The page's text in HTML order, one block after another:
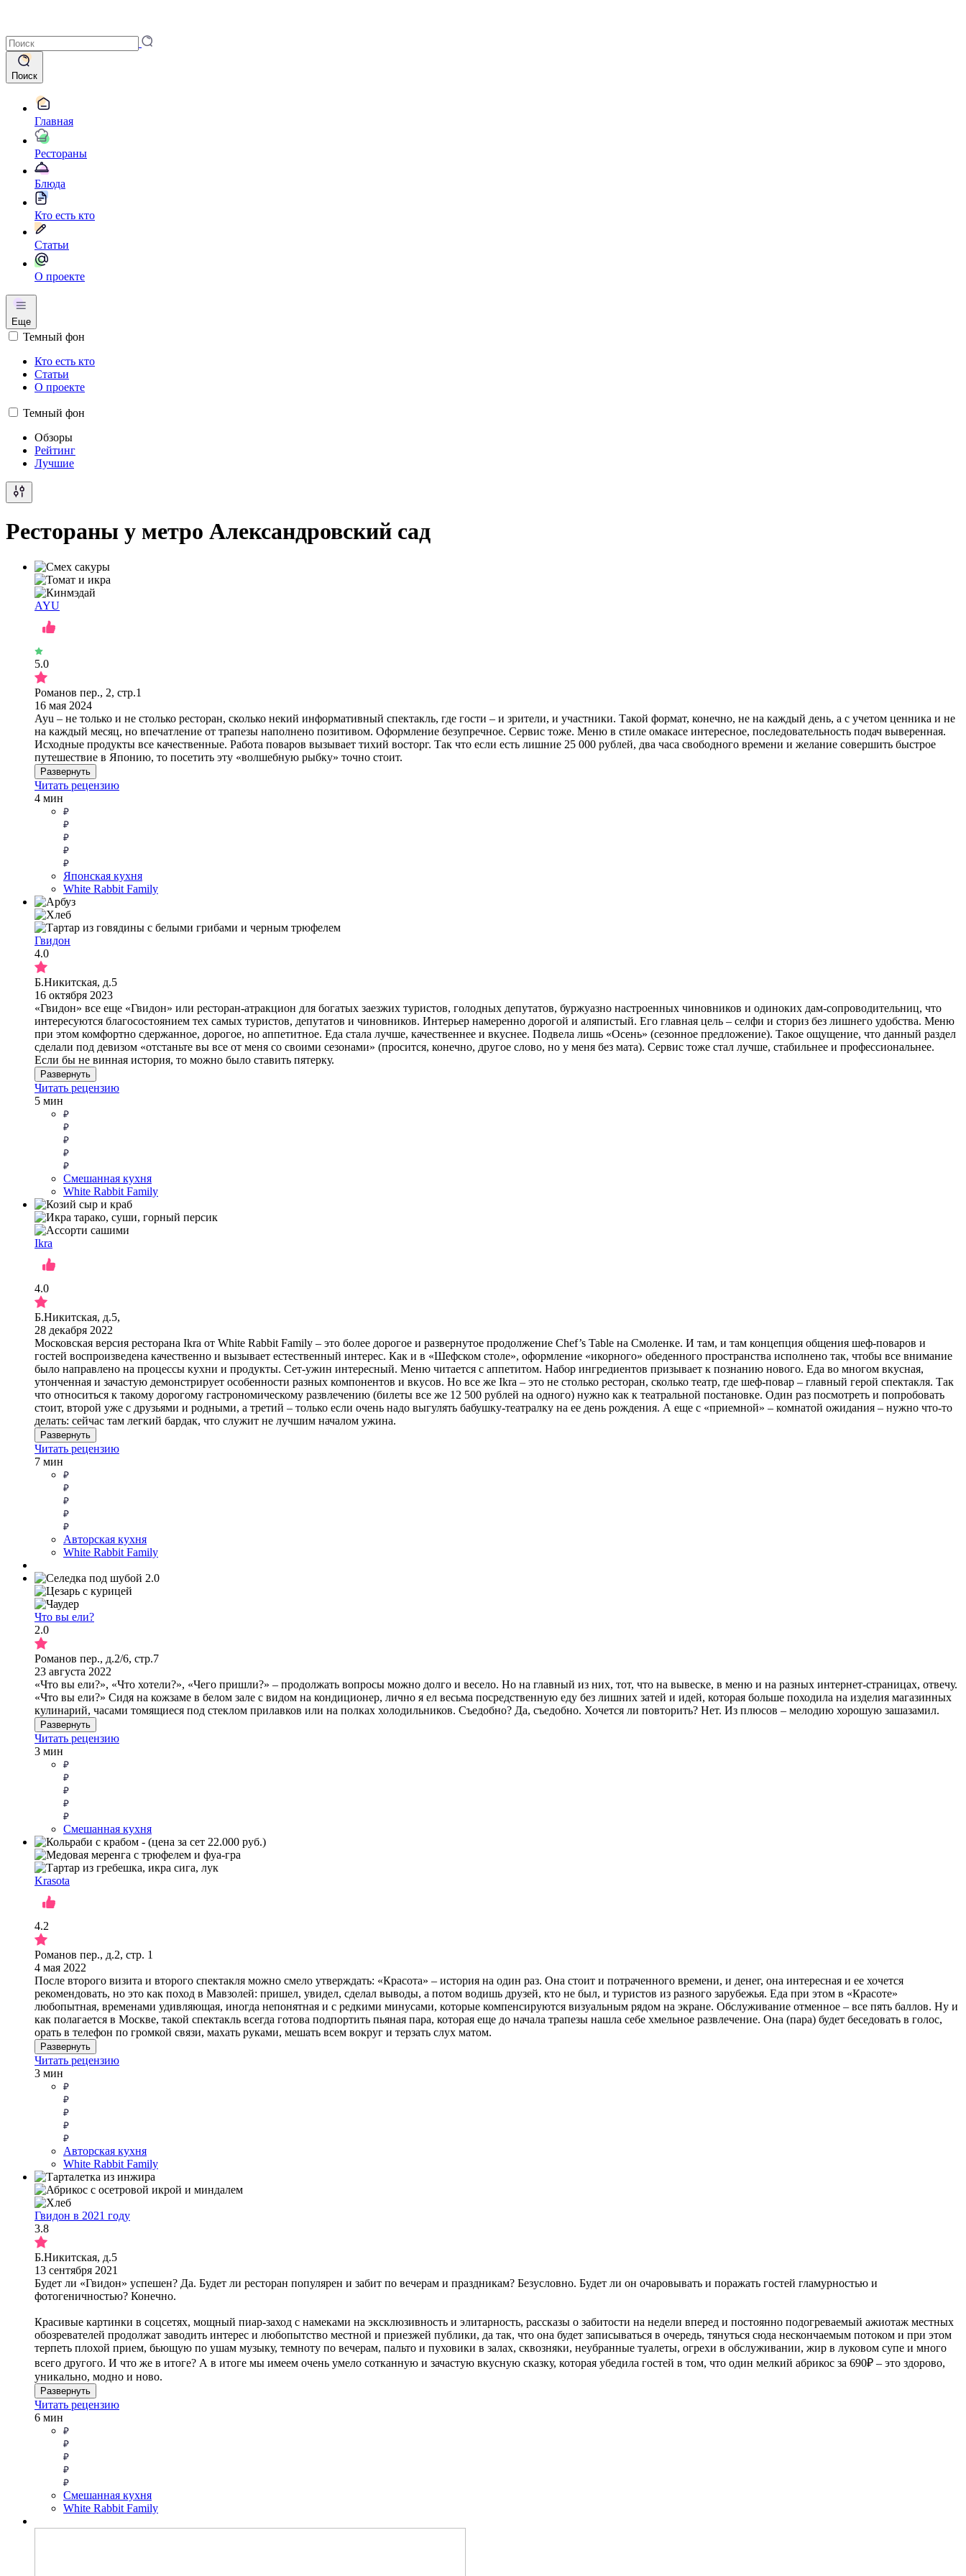
Поиск
Главная
Рестораны
Блюда
Кто есть кто
Статьи
О проекте
Еще
Темный фон
Кто есть кто
Статьи
О проекте
Темный фон
Обзоры
Рейтинг
Лучшие
Рестораны у метро Александровский сад
AYU
5.0
Романов пер., 2, стр.1
16 мая 2024
Ayu – не только и не столько ресторан, сколько некий информативный спектакль, где гости – и зрители, и участники. Такой формат, конечно, не на каждый день, а с учетом ценника и не
на каждый месяц, но впечатление от трапезы наполнено позитивом. Оформление безупречное. Сервис тоже. Меню в стиле омакасе интересное, последовательность подач выверенная.
Исходные продукты все качественные. Работа поваров вызывает тихий восторг. Так что если есть лишние 25 000 рублей, два часа свободного времени и желание совершить быстрое
путешествие в Японию, то посетить эту «волшебную рыбку» точно стоит.
Развернуть
Читать рецензию
4 мин
Японская кухня
White Rabbit Family
Гвидон
4.0
Б.Никитская, д.5
16 октября 2023
«Гвидон» все еще «Гвидон» или ресторан-атракцион для богатых заезжих туристов, голодных депутатов, буржуазно настроенных чиновников и одиноких дам-сопроводительниц, что
интересуются благосостоянием тех самых туристов, депутатов и чиновников. Интерьер намеренно дорогой и аляпистый. Его главная цель – селфи и сториз без лишнего удобства. Меню
при этом комфортно сдержанное, дорогое, но аппетитное. Еда стала лучше, качественнее и вкуснее. Подвела лишь «Осень» (сезонное предложение). Такое ощущение, что данный раздел
сделали под девизом «отстаньте вы все от меня со своими сезонами» (просится, конечно, другое слово, но у меня без мата). Сервис тоже стал лучше, стабильнее и профессиональнее.
Если бы не винная история, то можно было ставить пятерку.
Развернуть
Читать рецензию
5 мин
Смешанная кухня
White Rabbit Family
Ikra
4.0
Б.Никитская, д.5,
28 декабря 2022
Московская версия ресторана Ikra от White Rabbit Family – это более дорогое и развернутое продолжение Сhef’s Table на Смоленке. И там, и там концепция общения шеф-поваров и
гостей воспроизведена качественно и вызывает естественный интерес. Как и в «Шефском столе», оформление «икорного» обеденного пространства исполнено так, чтобы все внимание
было направлено на процессы кухни и продукты. Сет-ужин интересный. Меню читается с аппетитом. Набор ингредиентов призывает к познанию нового. Еда во многом вкусная,
утонченная и зачастую демонстрирует особенности разных компонентов и вкусов. Но все же Ikra – это не столько ресторан, сколько театр, где шеф-повар – главный герой спектакля. Так
что относиться к такому дорогому гастрономическому развлечению (билеты все же 12 500 рублей на одного) нужно как к театральной постановке. Один раз посмотреть и попробовать
стоит, второй уже с друзьями и родными, а третий – только если очень надо выгулять бабушку-театралку на ее день рождения. А еще с «приемной» – комнатой ожидания – нужно что-то
делать: сейчас там легкий бардак, что служит не лучшим началом ужина.
Развернуть
Читать рецензию
7 мин
Авторская кухня
White Rabbit Family
Что вы ели?
2.0
Романов пер., д.2/6, стр.7
23 августа 2022
«Что вы ели?», «Что хотели?», «Чего пришли?» – продолжать вопросы можно долго и весело. Но на главный из них, тот, что на вывеске, в меню и на разных интернет-страницах, отвечу.
«Что вы ели?» Сидя на кожзаме в белом зале с видом на кондиционер, лично я ел весьма посредственную еду без лишних затей и идей, которая больше походила на изделия магазинных
кулинарий, часами томящиеся под стеклом прилавков или на полках холодильников. Съедобно? Да, съедобно. Хочется ли повторить? Нет. Из плюсов – мелодию хорошую зашазамил.
Развернуть
Читать рецензию
3 мин
Смешанная кухня
Krasota
4.2
Романов пер., д.2, стр. 1
4 мая 2022
После второго визита и второго спектакля можно смело утверждать: «Красота» – история на один раз. Она стоит и потраченного времени, и денег, она интересная и ее хочется
рекомендовать, но это как поход в Мавзолей: пришел, увидел, сделал выводы, а потом водишь друзей, кто не был, и туристов из разного зарубежья. Еда при этом в «Красоте»
любопытная, временами удивляющая, иногда непонятная и с редкими минусами, которые компенсируются визуальным рядом на экране. Обслуживание отменное – все пять баллов. Ну и
как полагается в Москве, такой спектакль всегда готова подпортить пьяная пара, которая еще до начала трапезы нашла себе хмельное развлечение. Она (пара) будет беседовать в голос,
орать в телефон по громкой связи, махать руками, мешать всем вокруг и терзать слух матом.
Развернуть
Читать рецензию
3 мин
Авторская кухня
White Rabbit Family
Гвидон в 2021 году
3.8
Б.Никитская, д.5
13 сентября 2021
Будет ли «Гвидон» успешен? Да. Будет ли ресторан популярен и забит по вечерам и праздникам? Безусловно. Будет ли он очаровывать и поражать гостей гламурностью и
фотогеничностью? Конечно.
Красивые картинки в соцсетях, мощный пиар-заход с намеками на эксклюзивность и элитарность, рассказы о забитости на недели вперед и постоянно подогреваемый ажиотаж местных
обозревателей продолжат заводить интерес и любопытство местной и приезжей публики, да так, что она будет записываться в очередь, тянуться сюда нескончаемым потоком и при этом
терпеть плохой прием, бьющую по ушам музыку, темноту по вечерам, пальто и пуховики в залах, сквозняки, неубранные туалеты, огрехи в обслуживании, жир в луковом супе и много
всего другого. И что же в итоге? А в итоге мы имеем очень умело сотканную и зачастую вкусную сказку, которая убедила гостей в том, что один мелкий абрикос за 690₽ – это здорово,
уникально, модно и ново.
Развернуть
Читать рецензию
6 мин
Смешанная кухня
White Rabbit Family